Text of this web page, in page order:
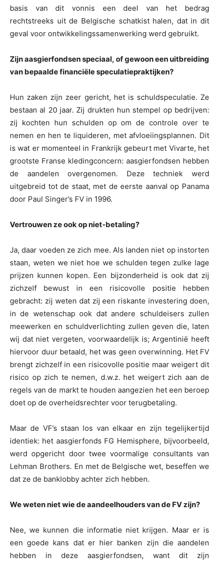
basis van dit vonnis een deel van het bedrag
rechtstreeks uit de Belgische schatkist halen, dat in dit
geval voor ontwikkelingssamenwerking werd gebruikt.
Zijn aasgierfondsen speciaal, of gewoon een uitbreiding
van bepaalde financiële speculatiepraktijken?
Hun zaken zijn zeer gericht, het is schuldspeculatie. Ze
bestaan al 20 jaar. Zij drukten hun stempel op bedrijven:
zij kochten hun schulden op om de controle over te
nemen en hen te liquideren, met afvloeiingsplannen. Dit
is wat er momenteel in Frankrijk gebeurt met Vivarte, het
grootste Franse kledingconcern: aasgierfondsen hebben
de aandelen overgenomen. Deze techniek werd
uitgebreid tot de staat, met de eerste aanval op Panama
door Paul Singer’s FV in 1996.
Vertrouwen ze ook op niet-betaling?
Ja, daar voeden ze zich mee. Als landen niet op instorten
staan, weten we niet hoe we schulden tegen zulke lage
prijzen kunnen kopen. Een bijzonderheid is ook dat zij
zichzelf bewust in een risicovolle positie hebben
gebracht: zij weten dat zij een riskante investering doen,
in de wetenschap ook dat andere schuldeisers zullen
meewerken en schuldverlichting zullen geven die, laten
wij dat niet vergeten, voorwaardelijk is; Argentinië heeft
hiervoor duur betaald, het was geen overwinning. Het FV
brengt zichzelf in een risicovolle positie maar weigert dit
risico op zich te nemen, d.w.z. het weigert zich aan de
regels van de markt te houden aangezien het een beroep
doet op de overheidsrechter voor terugbetaling.
Maar de VF’s staan los van elkaar en zijn tegelijkertijd
identiek: het aasgierfonds FG Hemisphere, bijvoorbeeld,
werd opgericht door twee voormalige consultants van
Lehman Brothers. En met de Belgische wet, beseffen we
dat ze de banklobby achter zich hebben.
We weten niet wie de aandeelhouders van de FV zijn?
Nee, we kunnen die informatie niet krijgen. Maar er is
een goede kans dat er hier banken zijn die aandelen
hebben in deze aasgierfondsen, want dit zijn